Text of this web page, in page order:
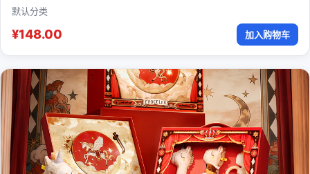
默认分类
¥148.00 加入购物车